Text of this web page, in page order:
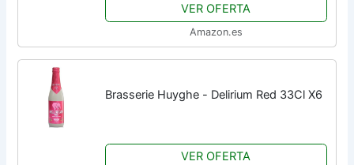
VER OFERTA
Amazon.es
Brasserie Huyghe - Delirium Red 33Cl X6
VER OFERTA